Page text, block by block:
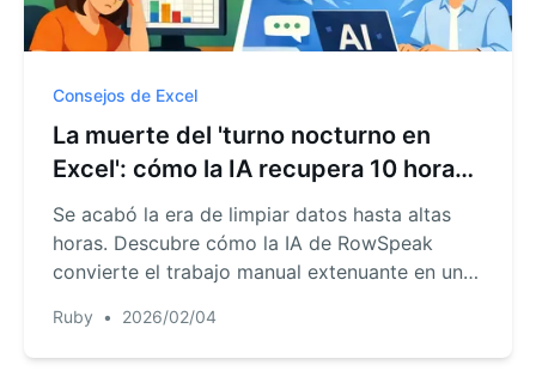
Consejos de Excel
La muerte del 'turno nocturno en
Excel': cómo la IA recupera 10 horas
de tu fin de semana
Se acabó la era de limpiar datos hasta altas
horas. Descubre cómo la IA de RowSpeak
convierte el trabajo manual extenuante en una
el fin de semana en lo que realmente importa.
Ruby • 2026/02/04